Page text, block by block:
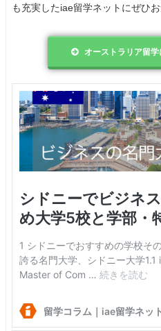
も充実したiae留学ネットにぜひ
オーストラリア留